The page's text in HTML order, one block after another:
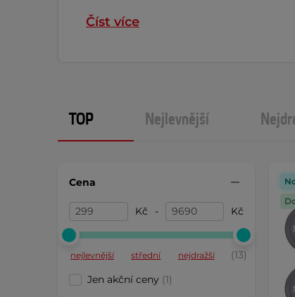
Číst více
TOP Nejlevnější
Cena
Kč - Kč
nejlevnější střední nejdražší
(13)
Jen akční ceny (1)